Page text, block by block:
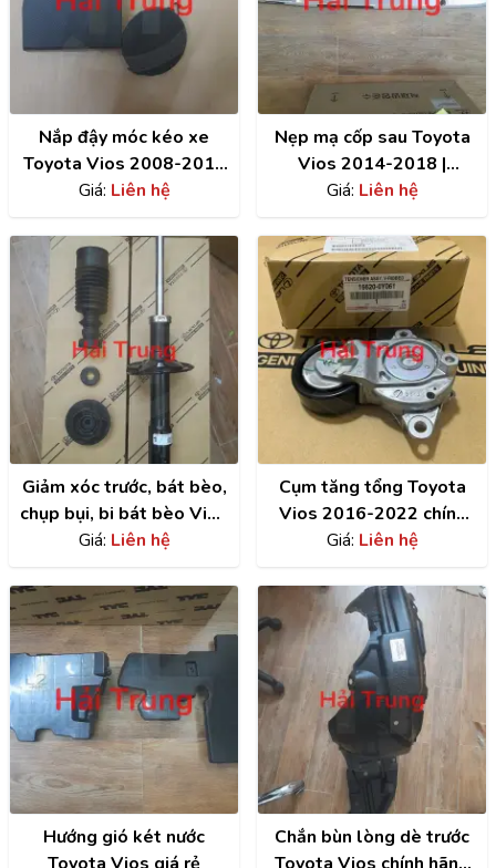
Nắp đậy móc kéo xe
Toyota Vios 2008-2018
giá rẻ
Giá: Liên hệ
Nẹp mạ cốp sau Toyota
Vios 2014-2018 |
768010D280
Giá: Liên hệ
Giảm xóc trước, bát bèo,
chụp bụi, bi bát bèo Vios
2014-2022
Giá: Liên hệ
Cụm tăng tổng Toyota
Vios 2016-2022 chính
hãng | 166200Y061
Giá: Liên hệ
Hướng gió két nước
Chắn bùn lòng dè trước